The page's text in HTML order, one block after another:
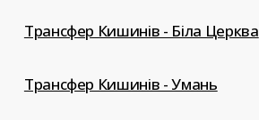
Трансфер Кишинів - Біла Церква
Трансфер Кишинів - Умань